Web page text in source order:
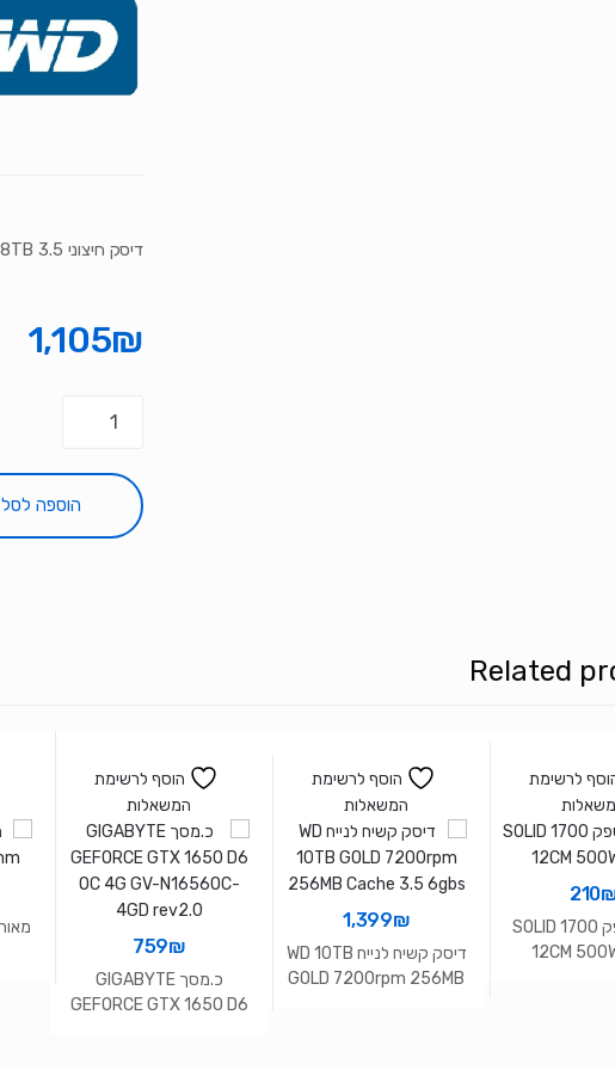
דיסק חיצוני 3.5 Western Digital My Book 8TB
1,105₪
כמות
דיסק
חיצוני
3.5
הוספה לסל
Related
לרשימת
210
מארז וספק SOLID 1700
12CM
הוסף לרשימת
המשאלות
1,399₪
דיסק קשיח לנייח WD 10TB
GOLD 7200rpm 256MB
הוסף לרשימת
המשאלות
759₪
כ.מסך GIGABYTE
GEFORCE GTX 1650 D6